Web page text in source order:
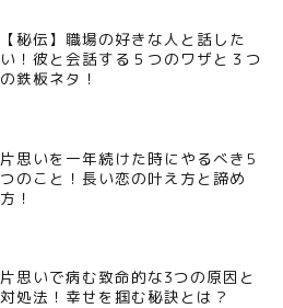
【秘伝】職場の好きな人と話した
い！彼と会話する５つのワザと３つ
の鉄板ネタ！
片思いを一年続けた時にやるべき5
つのこと！長い恋の叶え方と諦め
方！
片思いで病む致命的な3つの原因と
対処法！幸せを掴む秘訣とは？